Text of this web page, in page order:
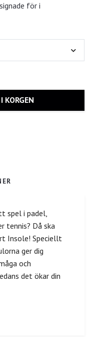
för i
KORGEN
spel i padel,
tennis? Då ska
Insole! Speciellt
ger dig
och
det ökar din